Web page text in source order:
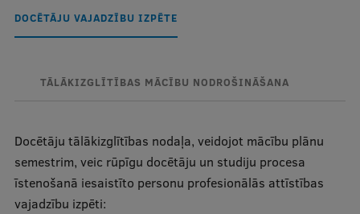
Ētikas un līdztiesības mācības
Atvērtā universitāte
Sagatavošanas kursi
DOCĒTĀJU VAJADZĪBU IZPĒTE
TĀLĀKIZGLĪTĪBAS MĀCĪBU NODROŠINĀŠANA
Docētāju tālākizglītības nodaļa, veidojot mācību plānu
semestrim, veic rūpīgu docētāju un studiju procesa
īstenošanā iesaistīto personu profesionālās attīstības
vajadzību izpēti: